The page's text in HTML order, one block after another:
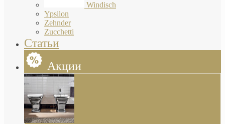
Windisch
Ypsilon
Zehnder
Zucchetti
Статьи
Акции